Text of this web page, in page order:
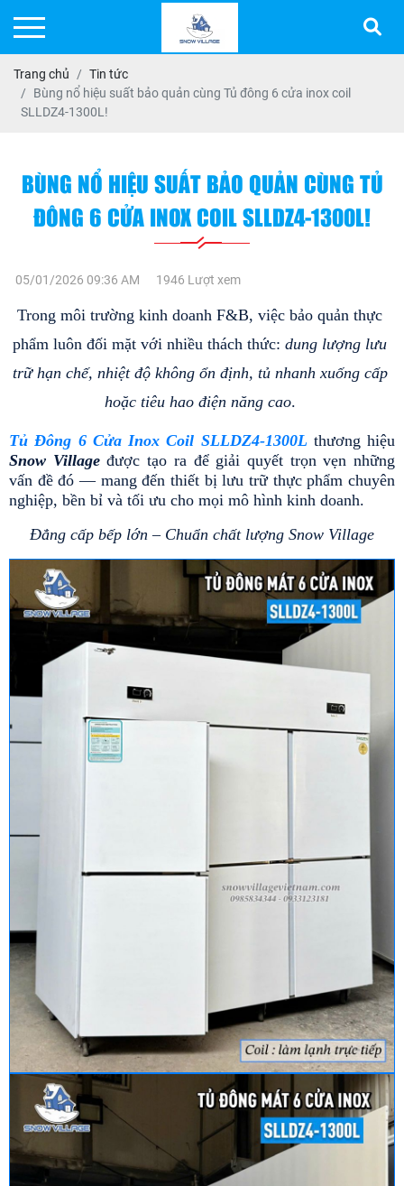
Trang chủ
Tin tức
Bùng nổ hiệu suất bảo quản cùng Tủ đông 6 cửa inox coil
SLLDZ4-1300L!
BÙNG NỔ HIỆU SUẤT BẢO QUẢN CÙNG TỦ
ĐÔNG 6 CỬA INOX COIL SLLDZ4-1300L!
05/01/2026 09:36 AM 1946 Lượt xem
Trong môi trường kinh doanh F&B, việc bảo quản thực
phẩm luôn đối mặt với nhiều thách thức: dung lượng lưu
trữ hạn chế, nhiệt độ không ổn định, tủ nhanh xuống cấp
hoặc tiêu hao điện năng cao.
Tủ Đông 6 Cửa Inox Coil SLLDZ4-1300L
Snow Village được tạo ra để giải quyết trọn vẹn những
vấn đề đó — mang đến thiết bị lưu trữ thực phẩm chuyên
nghiệp, bền bỉ và tối ưu cho mọi mô hình kinh doanh.
Đẳng cấp bếp lớn – Chuẩn chất lượng Snow Village